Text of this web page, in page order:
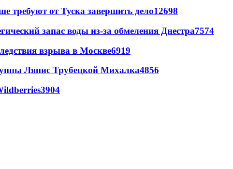
требуют от Туска завершить дело12698
запас воды из-за обмеления Днестра7574
взрыва в Москве6919
Ляпис Трубецкой Михалка4856
3904